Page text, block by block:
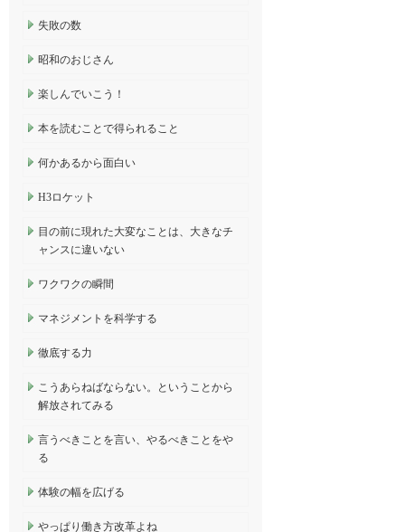
失敗の数
昭和のおじさん
楽しんでいこう！
本を読むことで得られること
何かあるから面白い
H3ロケット
目の前に現れた大変なことは、大きなチ
ャンスに違いない
ワクワクの瞬間
マネジメントを科学する
徹底する力
こうあらねばならない。ということから
解放されてみる
言うべきことを言い、やるべきことをや
る
体験の幅を広げる
やっぱり働き方改革よね